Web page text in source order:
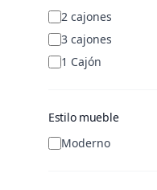
2 cajones
3 cajones
1 Cajón
Estilo mueble
Moderno